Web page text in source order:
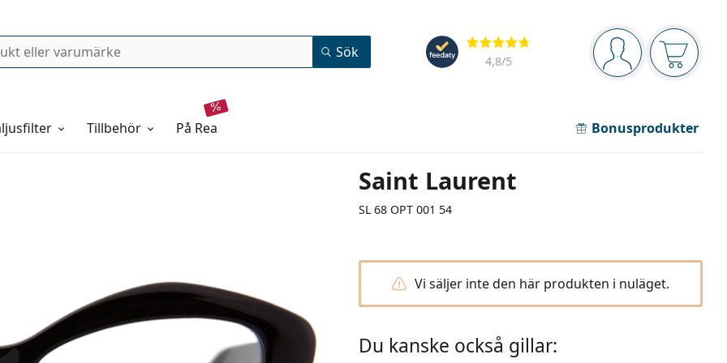
Navigeringsmeny
Du är inloggad
Recensioner
4,8/5
Sök
Tillbehör på rea Bonusprodukter
Saint Laurent
SL 68 OPT 001 54
Vi säljer inte den här produkten i nuläget.
Du kanske också gillar: